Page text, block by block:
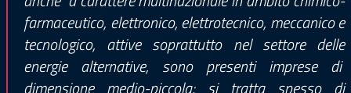
farmaceutico, elettronico, elettrotecnico, meccanico e
tecnologico, attive soprattutto nel settore delle
energie alternative, sono presenti imprese di
dimensione medio-piccola; si tratta spesso di